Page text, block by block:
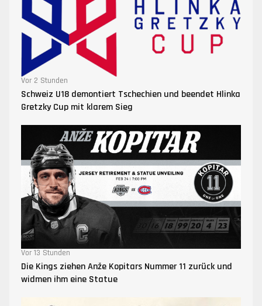
Vor 2 Stunden
Schweiz U18 demontiert Tschechien und beendet Hlinka
Gretzky Cup mit klarem Sieg
Vor 13 Stunden
Die Kings ziehen Anže Kopitars Nummer 11 zurück und
widmen ihm eine Statue